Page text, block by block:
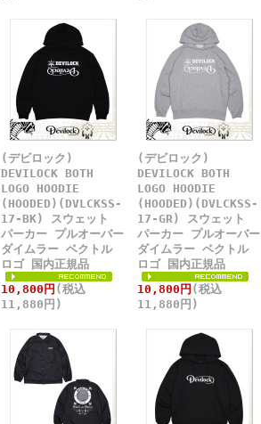
(デビロック)
DEVILOCK BOTH
LOGO HOODIE
(HOODED)(DVLCKSS-
17-BK) スウェット
パーカー プルオーバー
ダイムラー ベクトル
ロゴ 国内正規品
10,800円 (税込
11,880円)
(デビロック)
DEVILOCK BOTH
LOGO HOODIE
(HOODED)(DVLCKSS-
17-GR) スウェット
パーカー プルオーバー
ダイムラー ベクトル
ロゴ 国内正規品
10,800円 (税込
11,880円)